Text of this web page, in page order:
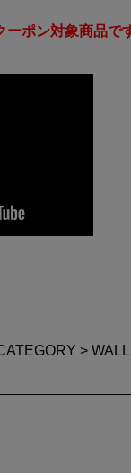
ポン対象商品で
>